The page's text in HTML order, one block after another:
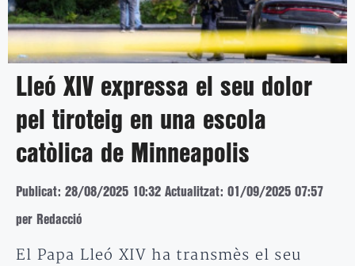
Lleó XIV expressa el seu dolor
pel tiroteig en una escola
catòlica de Minneapolis
Publicat: 28/08/2025 10:32 Actualitzat: 01/09/2025 07:57
per Redacció
El Papa Lleó XIV ha transmès el seu